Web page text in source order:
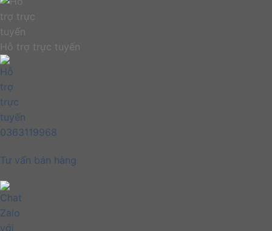
Hỗ trợ trực tuyến
0363119968
Tư vấn bán hàng